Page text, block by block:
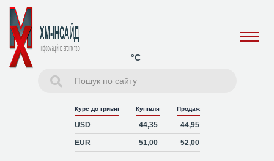
°C
Курс до гривні Купівля Продаж
USD 44,35 44,95
EUR 51,00 52,00